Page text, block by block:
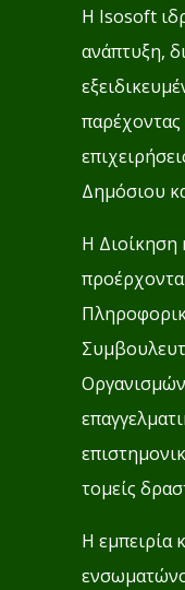
H Isosoft
ανάπτυξη,
παρέχοντας
Δημόσιου
Η Διοίκηση
τομείς
Η εμπειρία